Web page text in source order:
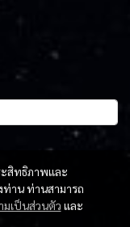
ะสิทธิภาพและ
ท่าน ท่านสามารถ
มเป็นส่วนตัว และ